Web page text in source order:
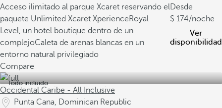
Acceso ilimitado al parque Xcaret reservando el
paquete Unlimited Xcaret XperienceRoyal
Level, un hotel boutique dentro de un
complejoCaleta de arenas blancas en un
entorno natural privilegiado
Desde
174/noche
Ver
disponibilidad
Compare
Todo incluido
Occidental Caribe - All Inclusive
Punta Cana, Dominican Republic